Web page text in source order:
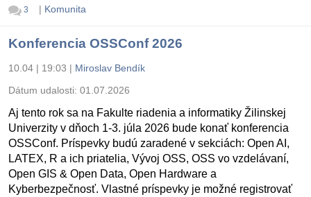
3 | Komunita
Konferencia OSSConf 2026
10.04 | 19:03 | Miroslav Bendík
Dátum udalosti: 01.07.2026
Aj tento rok sa na Fakulte riadenia a informatiky Žilinskej
Univerzity v dňoch 1-3. júla 2026 bude konať konferencia
OSSConf. Príspevky budú zaradené v sekciách: Open AI,
LATEX, R a ich priatelia, Vývoj OSS, OSS vo vzdelávaní,
Open GIS & Open Data, Open Hardware a
Kyberbezpečnosť. Vlastné príspevky je možné registrovať